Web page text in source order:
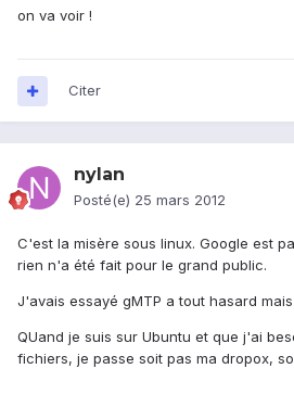
on va voir !
Citer
nylan
Posté(e) 25 mars 2012
C'est la misère sous linux. Google est
rien n'a été fait pour le grand public.
J'avais essayé gMTP a tout hasard
QUand je suis sur Ubuntu et que j'ai
fichiers, je passe soit pas ma dropox,